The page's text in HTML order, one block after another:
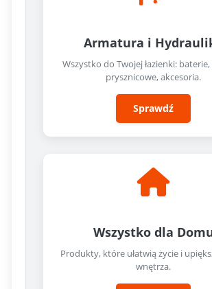
Armatura i
Wszystko do Twojej łazienki:
prysznicowe, akcesoria.
Sprawdź
Wszystko dla
Produkty, które ułatwią życie i
wnętrza.